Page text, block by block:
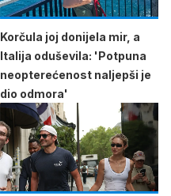
Korčula joj donijela mir, a
Italija oduševila: 'Potpuna
neopterećenost naljepši je
dio odmora'